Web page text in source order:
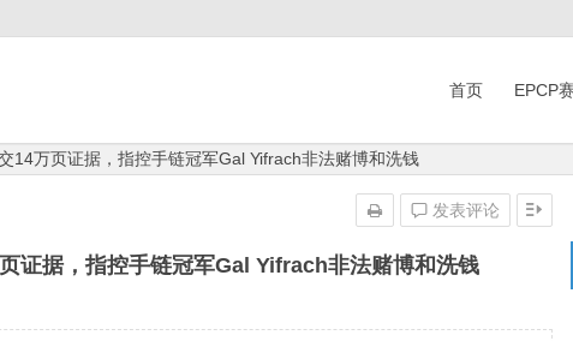
首页 EPCP
14万页证据，指控手链冠军Gal Yifrach非法赌博和洗钱
证据，指控手链冠军Gal Yifrach非法赌博和洗钱
发表评论